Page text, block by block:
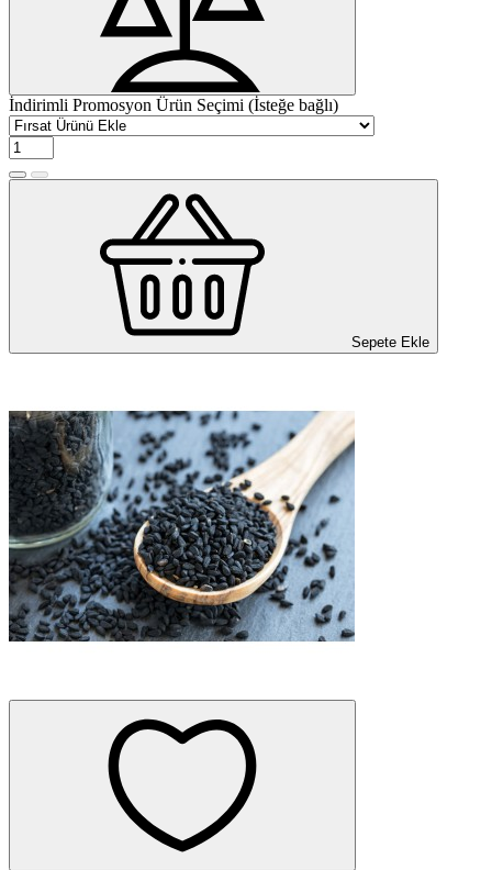
İndirimli Promosyon Ürün Seçimi (İsteğe bağlı)
Sepete Ekle